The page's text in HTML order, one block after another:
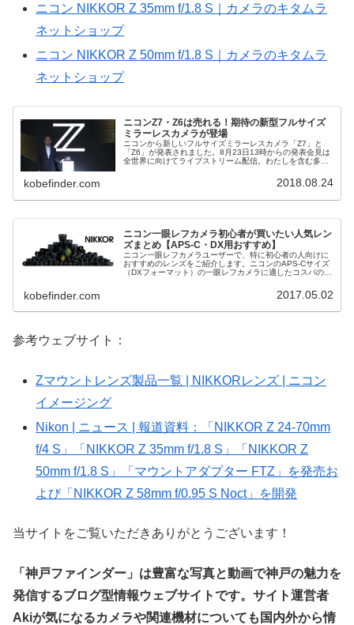
ニコン NIKKOR Z 35mm f/1.8 S｜カメラのキタムラ
ネットショップ
ニコン NIKKOR Z 50mm f/1.8 S｜カメラのキタムラ
ネットショップ
ニコンZ7・Z6は売れる！期待の新型フルサイズ
ミラーレスカメラが登場
ニコンから新しいフルサイズミラーレスカメラ「Z7」と
「Z6」が発表されました。8月23日13時からの発表会見は
全世界に向けてライブストリーム配信。わたしを含む多く
kobefinder.com 2018.08.24
ニコン一眼レフカメラ初心者が買いたい人気レン
ズまとめ【APS-C・DX用おすすめ】
ニコン一眼レフカメラユーザーで、特に初心者の人向けに
おすすめのレンズをご紹介します。ニコンのAPS-Cサイズ
（DXフォーマット）の一眼レフカメラに適したコスパの良
kobefinder.com 2017.05.02
参考ウェブサイト：
Zマウントレンズ製品一覧 | NIKKORレンズ | ニコン
イメージング
Nikon | ニュース | 報道資料：「NIKKOR Z 24-70mm
f/4 S」「NIKKOR Z 35mm f/1.8 S」「NIKKOR Z
50mm f/1.8 S」「マウントアダプター FTZ」を発売お
よび「NIKKOR Z 58mm f/0.95 S Noct」を開発
当サイトをご覧いただきありがとうございます！
「神戸ファインダー」は豊富な写真と動画で神戸の魅力を
発信するブログ型情報ウェブサイトです。サイト運営者
Akiが気になるカメラや関連機材についても国内外から情